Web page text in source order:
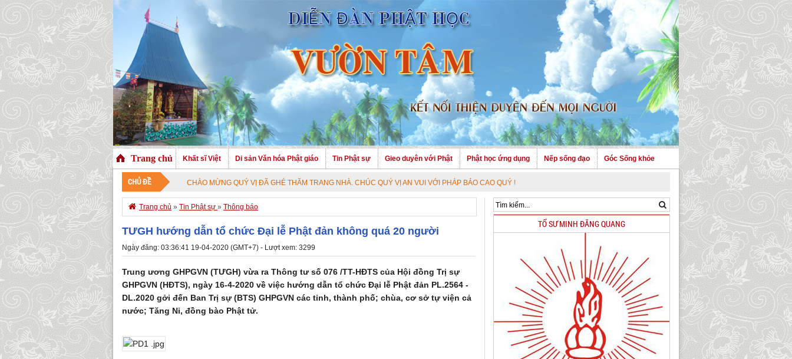
Trang chủ Khất sĩ Việt Di sản Văn hóa Phật giáo Tin Phật sự Gieo duyên với Phật Phật học ứng dụng Nếp sống đạo Góc Sống khỏe
CHỦ ĐỀCHÀO MỪNG QUÝ VỊ ĐÃ GHÉ THĂM TRANG NHÀ. CHÚC QUÝ VỊ AN VUI VỚI PHÁP BẢO CAO QUÝ !
 Trang chủ » Tin Phật sự » Thông báo
TƯGH hướng dẫn tổ chức Đại lễ Phật đản không quá 20 người
Ngày đăng: 03:36:41 19-04-2020 (GMT+7) - Lượt xem: 3299
Trung ương GHPGVN (TƯGH) vừa ra Thông tư số 076 /TT-HĐTS của Hội đồng Trị sự
GHPGVN (HĐTS), ngày 16-4-2020 về việc hướng dẫn tổ chức Đại lễ Phật đản PL.2564 -
DL.2020 gởi đến Ban Trị sự (BTS) GHPGVN các tỉnh, thành phố; chùa, cơ sở tự viện cả
nước; Tăng Ni, đồng bào Phật tử.
TỔ SƯ MINH ĐĂNG QUANG